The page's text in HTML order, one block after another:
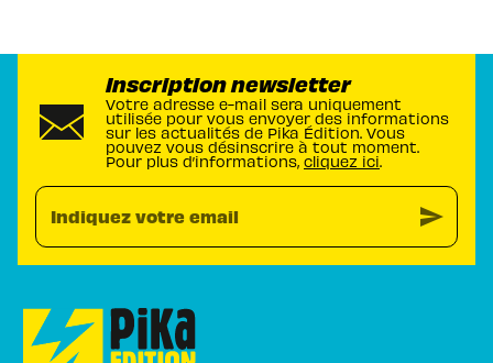
Inscription newsletter
Votre adresse e-mail sera uniquement
utilisée pour vous envoyer des informations
sur les actualités de Pika Édition. Vous
pouvez vous désinscrire à tout moment.
Pour plus d’informations, cliquez ici.
Indiquez votre email send